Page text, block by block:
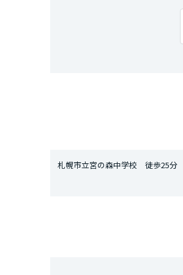
札幌市立宮の森中学校 徒歩25分